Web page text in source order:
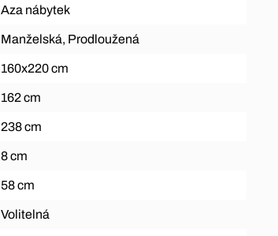
Aza nábytek
Manželská, Prodloužená
160x220 cm
162 cm
238 cm
8 cm
58 cm
Volitelná